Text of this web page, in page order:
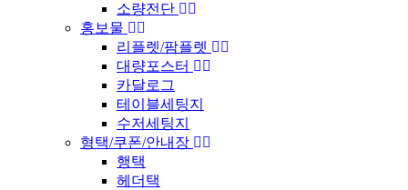
소량전단
홍보물
리플렛/팜플렛
대량포스터
카달로그
테이블세팅지
수저세팅지
형택/쿠폰/안내장
행택
헤더택